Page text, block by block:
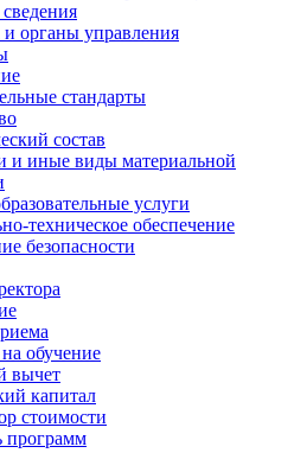
и органы управления
стандарты
состав
и иные виды материальной
услуги
техническое обеспечение
безопасности
обучение
вычет
капитал
стоимости
программ